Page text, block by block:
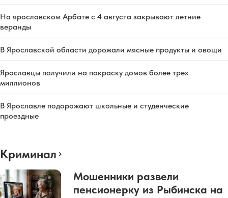
На ярославском Арбате с 4 августа закрывают летние
веранды
В Ярославской области дорожали мясные продукты и овощи
Ярославцы получили на покраску домов более трех
миллионов
В Ярославле подорожают школьные и студенческие
проездные
Криминал
Мошенники развели
пенсионерку из Рыбинска на